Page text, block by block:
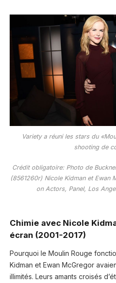
Variety a réuni les stars du
shooting de
Crédit obligatoire: Photo de
(8561260r) Nicole Kidman et Ewan
on Actors, Panel, Los
Chimie avec Nicole
écran (2001-2017)
Pourquoi le Moulin Rouge
Kidman et Ewan McGregor
illimités. Leurs amants croisés